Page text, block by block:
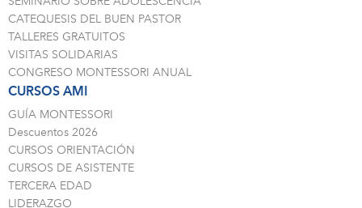
CATEQUESIS DEL BUEN PASTOR
TALLERES GRATUITOS
VISITAS SOLIDARIAS
CONGRESO MONTESSORI ANUAL
CURSOS AMI
GUÍA MONTESSORI
Descuentos 2026
CURSOS ORIENTACIÓN
CURSOS DE ASISTENTE
TERCERA EDAD
LIDERAZGO